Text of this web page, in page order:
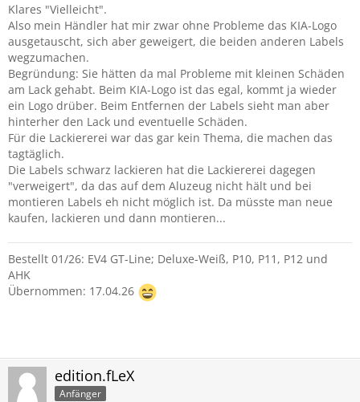
Klares "Vielleicht".
Also mein Händler hat mir zwar ohne Probleme das KIA-Logo
ausgetauscht, sich aber geweigert, die beiden anderen Labels
wegzumachen.
Begründung: Sie hätten da mal Probleme mit kleinen Schäden
am Lack gehabt. Beim KIA-Logo ist das egal, kommt ja wieder
ein Logo drüber. Beim Entfernen der Labels sieht man aber
hinterher den Lack und eventuelle Schäden.
Für die Lackiererei war das gar kein Thema, die machen das
tagtäglich.
Die Labels schwarz lackieren hat die Lackiererei dagegen
"verweigert", da das auf dem Aluzeug nicht hält und bei
montieren Labels eh nicht möglich ist. Da müsste man neue
kaufen, lackieren und dann montieren...
Bestellt 01/26: EV4 GT-Line; Deluxe-Weiß, P10, P11, P12 und
AHK
Übernommen: 17.04.26
edition.fLeX
Anfänger